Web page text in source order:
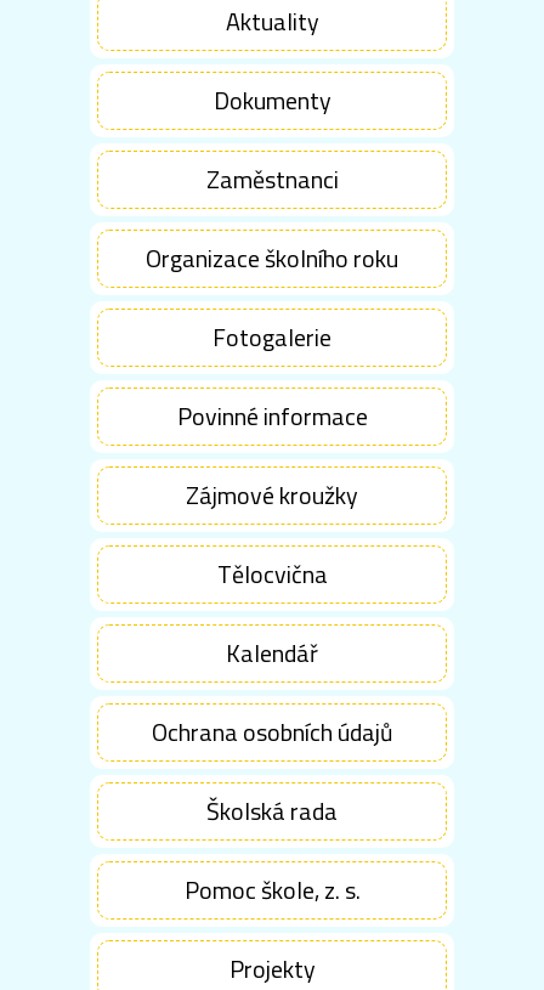
Aktuality
Dokumenty
Zaměstnanci
Organizace školního roku
Fotogalerie
Povinné informace
Zájmové kroužky
Tělocvična
Kalendář
Ochrana osobních údajů
Školská rada
Pomoc škole, z. s.
Projekty